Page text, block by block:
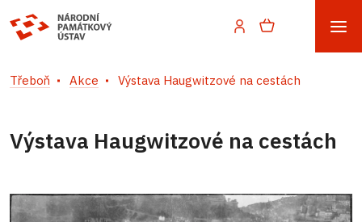
Třeboň Akce Výstava Haugwitzové na cestách
Výstava Haugwitzové na cestách